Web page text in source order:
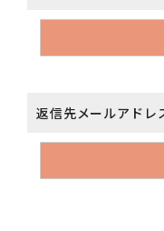
返信先メールアドレ